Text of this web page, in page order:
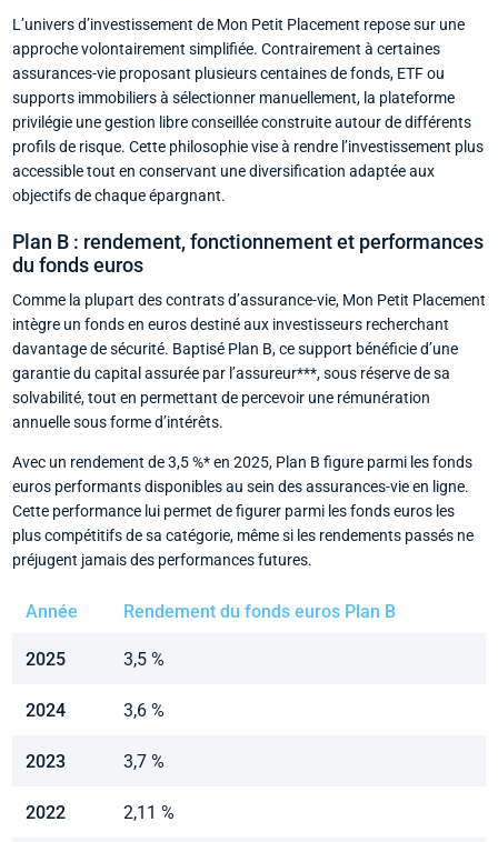
L’univers d’investissement de Mon Petit Placement repose sur une
approche volontairement simplifiée. Contrairement à certaines
assurances-vie proposant plusieurs centaines de fonds, ETF ou
supports immobiliers à sélectionner manuellement, la plateforme
privilégie une gestion libre conseillée construite autour de différents
profils de risque. Cette philosophie vise à rendre l’investissement plus
accessible tout en conservant une diversification adaptée aux
objectifs de chaque épargnant.
Plan B : rendement, fonctionnement et performances
du fonds euros
Comme la plupart des contrats d’assurance-vie, Mon Petit Placement
intègre un fonds en euros destiné aux investisseurs recherchant
davantage de sécurité. Baptisé Plan B, ce support bénéficie d’une
garantie du capital assurée par l’assureur***, sous réserve de sa
solvabilité, tout en permettant de percevoir une rémunération
annuelle sous forme d’intérêts.
Avec un rendement de 3,5 %* en 2025, Plan B figure parmi les fonds
euros performants disponibles au sein des assurances-vie en ligne.
Cette performance lui permet de figurer parmi les fonds euros les
plus compétitifs de sa catégorie, même si les rendements passés ne
préjugent jamais des performances futures.
Année Rendement du fonds euros Plan B
2025 3,5 %
2024 3,6 %
2023 3,7 %
2022 2,11 %